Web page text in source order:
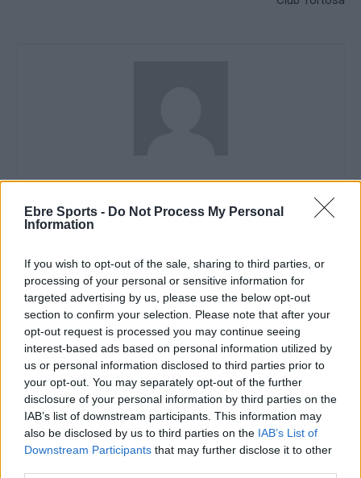
Ebre Sports - Do Not Process My Personal
Information
If you wish to opt-out of the sale, sharing to third parties, or
processing of your personal or sensitive information for
targeted advertising by us, please use the below opt-out
section to confirm your selection. Please note that after your
opt-out request is processed you may continue seeing
interest-based ads based on personal information utilized by
us or personal information disclosed to third parties prior to
your opt-out. You may separately opt-out of the further
disclosure of your personal information by third parties on the
IAB’s list of downstream participants. This information may
also be disclosed by us to third parties on the IAB’s List of
Downstream Participants that may further disclose it to other
Redacció
http://ebresports.cat
ARTICLES RELACIONATS
La Sala Esgrima Amposta destaca com a
amfitrió al català sub-17 i sub-20 d’espasa
maig 5, 2026
Pol Cid el més destacat de la Sala Esgrima
Amposta a Colmenar Viejo
abril 29, 2026